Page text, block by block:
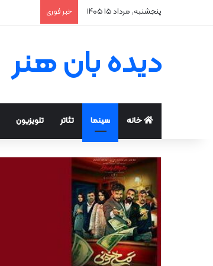
پنجشنبه, مرداد ۱۵ ۱۴۰۵ خبر فوری
دیده بان هنر
خانه سینما تئاتر تلویزیون